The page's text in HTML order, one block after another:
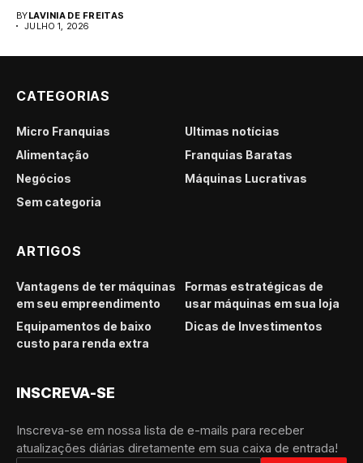
BYLAVINIA DE FREITAS
JULHO 1, 2026
CATEGORIAS
Micro Franquias
Últimas notícias
Alimentação
Franquias Baratas
Negócios
Máquinas Lucrativas
Sem categoria
ARTIGOS
Vantagens de ter máquinas
em seu empreendimento
Formas estratégicas de
usar máquinas em sua loja
Equipamentos de baixo
custo para renda extra
Dicas de Investimentos
INSCREVA-SE
Inscreva-se em nossa lista de e-mails para receber
atualizações diárias diretamente em sua caixa de entrada!